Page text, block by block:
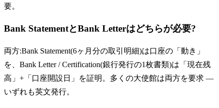
要。
Bank StatementとBank Letterはどちらが必要?
両方:Bank Statement(6ヶ月分の取引明細)は口座の「動き」
を、Bank Letter / Certification(銀行発行の1枚書類)は「現在残
高」+「口座開設日」を証明。多くの大使館は両方を要求 —
いずれも英文発行。